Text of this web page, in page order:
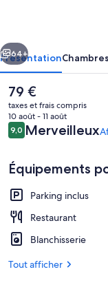
Hahei
Beach
Suivant
64+
PrésentationChambres
Le
prix
actuel
est
de
79 €
taxes et frais compris
10 août - 11 août
Avis
voyageurs
9,09,0 sur 10
Merveilleux
Équipements
Parking inclus
Restaurant
Blanchisserie
Tout afficher